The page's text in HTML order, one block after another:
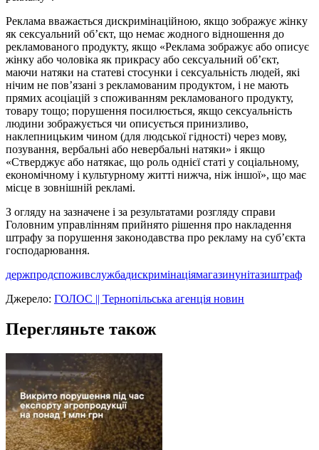
Реклама вважається дискримінаційною, якщо зображує жінку
як сексуальний об’єкт, що немає жодного відношення до
рекламованого продукту, якщо «Реклама зображує або описує
жінку або чоловіка як прикрасу або сексуальний об’єкт,
маючи натяки на статеві стосунки і сексуальність людей, які
нічим не пов’язані з рекламованим продуктом, і не мають
прямих асоціацій з споживанням рекламованого продукту,
товару тощо; порушення посилюється, якщо сексуальність
людини зображується чи описується принизливо,
наклепницьким чином (для людської гідності) через мову,
позування, вербальні або невербальні натяки» і якщо
«Стверджує або натякає, що роль однієї статі у соціальному,
економічному і культурному житті нижча, ніж іншої», що має
місце в зовнішній рекламі.
З огляду на зазначене і за результатами розгляду справи
Головним управлінням прийнято рішення про накладення
штрафу за порушення законодавства про рекламу на суб’єкта
господарювання.
держпродспоживслужбадискримінаціямагазинунітазиштраф
Джерело: ГОЛОС || Тернопільська агенція новин
Перегляньте також